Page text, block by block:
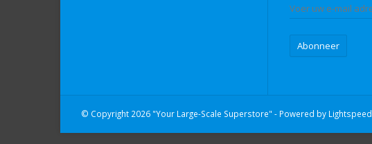
Abonneer
© Copyright 2026 "Your Large-Scale Superstore" - Powered by Lightspeed